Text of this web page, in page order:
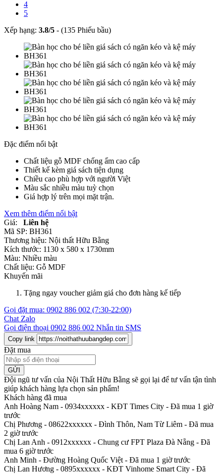
4
5
Xếp hạng: 3.8/5 - (135 Phiếu bầu)
Đặc điểm nổi bật
Chất liệu gỗ MDF chống ẩm cao cấp
Thiết kế kèm giá sách tiện dụng
Chiều cao phù hợp với người Việt
Màu sắc nhiều màu tuỳ chọn
Giá hợp lý trên mọi mặt trận.
Xem thêm điểm nổi bật
Giá:
Liên hệ
Mã SP: BH361
Thương hiệu: Nội thất Hữu Bằng
Kích thước: 1130 x 580 x 1730mm
Màu: Nhiều màu
Chất liệu: Gỗ MDF
Khuyến mãi
Tặng ngay voucher giảm giá cho đơn hàng kế tiếp
Gọi đặt mua: 0902 886 002 (7:30-22:00)
Chat Zalo
Gọi điện thoại 0902 886 002 Nhắn tin SMS
Copy link
Đặt mua
GỬI
Đội ngũ tư vấn của Nội Thất Hữu Bằng sẽ gọi lại để tư vấn tận tình
giúp khách hàng lựa chọn sản phẩm!
Khách hàng đã mua
Anh Hoàng Nam - 0934xxxxxx - KĐT Times City - Đã mua 1 giờ
trước
Chị Phương - 08622xxxxxx - Đình Thôn, Nam Từ Liêm - Đã mua
2 giờ trước
Chị Lan Anh - 0912xxxxxx - Chung cư FPT Plaza Đà Nẵng - Đã
mua 6 giờ trước
Anh Minh - Đường Hoàng Quốc Việt - Đã mua 1 giờ trước
Chị Lan Hương - 0895xxxxxx - KĐT Vinhome Smart City - Đã